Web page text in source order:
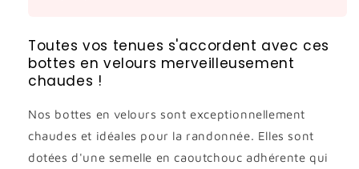
Toutes vos tenues s'accordent avec ces
bottes en velours merveilleusement
chaudes !
Nos bottes en velours sont exceptionnellement
chaudes et idéales pour la randonnée. Elles sont
dotées d'une semelle en caoutchouc adhérente qui